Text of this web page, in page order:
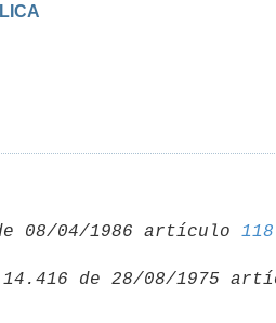
08/04/1986 artículo 118
14.416 de 28/08/1975